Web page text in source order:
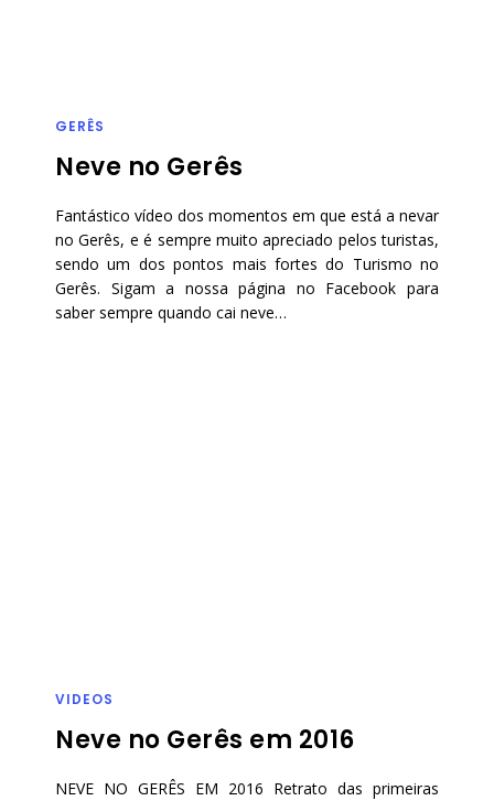
GERÊS
Neve no Gerês
Fantástico vídeo dos momentos em que está a nevar
no Gerês, e é sempre muito apreciado pelos turistas,
sendo um dos pontos mais fortes do Turismo no
Gerês. Sigam a nossa página no Facebook para
saber sempre quando cai neve…
VIDEOS
Neve no Gerês em 2016
NEVE NO GERÊS EM 2016 Retrato das primeiras